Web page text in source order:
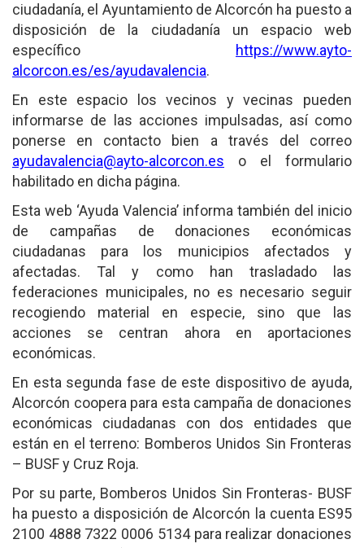
ciudadanía, el Ayuntamiento de Alcorcón ha puesto a
disposición de la ciudadanía un espacio web
específico https://www.ayto-
alcorcon.es/es/ayudavalencia.
En este espacio los vecinos y vecinas pueden
informarse de las acciones impulsadas, así como
ponerse en contacto bien a través del correo
ayudavalencia@ayto-alcorcon.es o el formulario
habilitado en dicha página.
Esta web ‘Ayuda Valencia’ informa también del inicio
de campañas de donaciones económicas
ciudadanas para los municipios afectados y
afectadas. Tal y como han trasladado las
federaciones municipales, no es necesario seguir
recogiendo material en especie, sino que las
acciones se centran ahora en aportaciones
económicas.
En esta segunda fase de este dispositivo de ayuda,
Alcorcón coopera para esta campaña de donaciones
económicas ciudadanas con dos entidades que
están en el terreno: Bomberos Unidos Sin Fronteras
– BUSF y Cruz Roja.
Por su parte, Bomberos Unidos Sin Fronteras- BUSF
ha puesto a disposición de Alcorcón la cuenta ES95
2100 4888 7322 0006 5134 para realizar donaciones